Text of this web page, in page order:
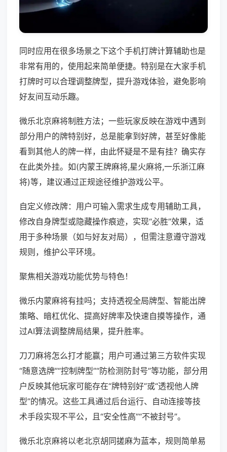
同时应用在很多场景之下这个手机打牌计算辅助也是
非常有用的，使用起来简单便捷。特别是在大家手机
打牌时可以合理调整牌型，提升游戏体验，避免影响
好友间互动乐趣。
微乐北京麻将制胜方法；一些玩家反映在游戏中遇到
部分用户的牌特别好，总是能拿到好牌，甚至好像能
看到其他人的牌一样，由此怀疑是不是有挂？确实存
在此类外挂。如(内蒙王牌麻将,星火麻将,一乐浙江麻
将)等，建议通过正规途径维护游戏公平。
自定义修改牌：用户可输入需求生成专用辅助工具，
修改自身牌型或隐藏操作痕迹，实现“必胜”效果，适
用于多种场景（如与好友对局），但需注意遵守游戏
规则，维护公平环境。
聚焦相关游戏功能优势与特色！
微乐内蒙麻将有挂吗；支持透视全局牌型、智能出牌
策略、暗杠优化、提高好牌率及快速自摸等操作，通
过AI算法调整牌局结果，提升胜率。
刀刀麻将怎么打才能赢；用户可通过第三方软件实现
“随意选牌”“控制牌型”“防检测防封号”等功能，部分用
户反映其他玩家可能存在“牌特别好”或“透视他人牌
型”的情况。这些工具通过后台运行、自动连接等技
术手段实现不平公，且“安全性高”“不被封号”。
微乐北京麻将以老北京胡同搓麻为蓝本，规则简单易